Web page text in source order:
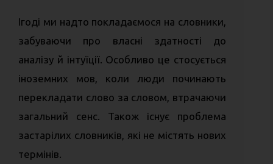
Ігоді ми надто покладаємося на словники,
забуваючи про власні здатності до
аналізу й інтуїції. Особливо це стосується
іноземних мов, коли люди починають
перекладати слово за словом, втрачаючи
загальний сенс. Також існує проблема
застарілих словників, які не містять нових
термінів.